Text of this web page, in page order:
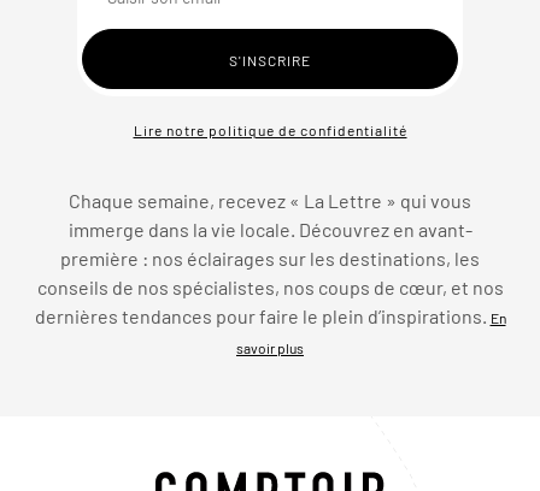
Lire notre politique de confidentialité
Chaque semaine, recevez « La Lettre » qui vous
immerge dans la vie locale. Découvrez en avant-
première : nos éclairages sur les destinations, les
conseils de nos spécialistes, nos coups de cœur, et nos
dernières tendances pour faire le plein d’inspirations.
En
savoir plus